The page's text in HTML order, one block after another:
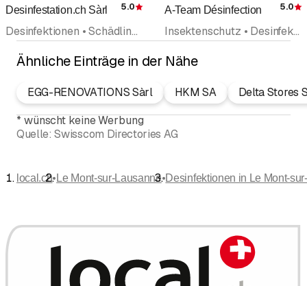
Desinfestation.ch Sàrl Bewertung
5.0
Desinfektionen • Schädlingsbekämpfung • Insektenschutz • Bautenschutz • Holzbehandlung • Geruchsneutralisierung • Reinigungsfirma • Reinigungsunternehmung
A-Team Désinfection 5.0
Insektenschutz • Desinfektionen • Schädlingsbekämpfung
Ähnliche Einträge in der Nähe
EGG-RENOVATIONS Sàrl HKM SA
Delta Stores
*wünscht keine Werbung
Quelle: Swisscom Directories AG
local.ch• Le Mont-sur-Lausanne•Desinfektionen in Le Mont-